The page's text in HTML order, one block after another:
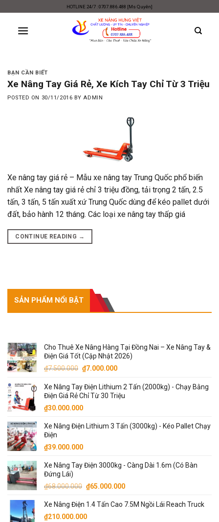
content
HOTLINE 24/7 : 0707.886.488 [Ms Quyên]
BẠN CẦN BIẾT
Xe Nâng Tay Giá Rẻ, Xe Kích Tay Chỉ Từ 3 Triệu
POSTED ON 30/11/2016 BYADMIN
Xe nâng tay giá rẻ – Mẫu xe nâng tay Trung Quốc phổ biến
nhất Xe nâng tay giá rẻ chỉ 3 triệu đồng, tải trọng 2 tấn, 2.5
tấn, 3 tấn, 5 tấn xuất xứ Trung Quốc dùng để kéo pallet dưới
đất, bảo hành 12 tháng. Các loại xe nâng tay thấp giá
CONTINUE READING →
SẢN PHẨM NỔI BẬT
Cho Thuê Xe Nâng Hàng Tại Đồng Nai – Xe Nâng Tay &
Điện Giá Tốt (Cập Nhật 2026)
₫7.500.000 Giá
là:
₫7.500.000.
₫7.000.000Giá
tại
là:
Xe Nâng Tay Điện Lithium 2 Tấn (2000kg) - Chạy Bằng
Điện Giá Rẻ Chỉ Từ 30 Triệu
₫30.000.000
Xe Nâng Điện Lithium 3 Tấn (3000kg) - Kéo Pallet Chạy
Điện
₫39.000.000
Xe Nâng Tay Điện 3000kg - Càng Dài 1.6m (Có Bàn
Đứng Lái)
₫68.000.000 Giá
là:
₫68.000.000.
₫65.000.000Giá
tại
Xe Nâng Điện 1.4 Tấn Cao 7.5M Ngồi Lái Reach Truck
₫210.000.000